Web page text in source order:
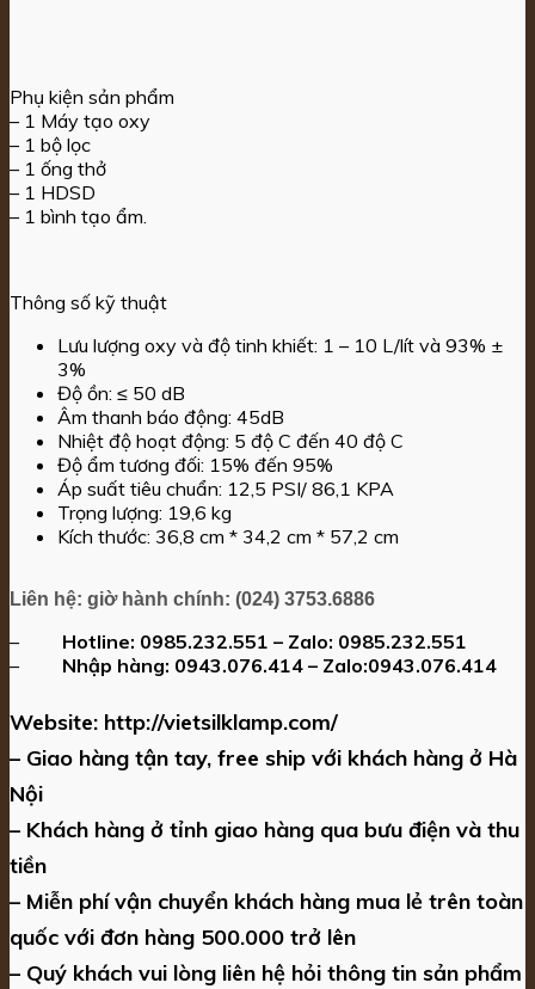
Phụ kiện sản phẩm
– 1 Máy tạo oxy
– 1 bộ lọc
– 1 ống thở
– 1 HDSD
– 1 bình tạo ẩm.
Thông số kỹ thuật
Lưu lượng oxy và độ tinh khiết: 1 – 10 L/lít và 93% ±
3%
Độ ồn: ≤ 50 dB
Âm thanh báo động: 45dB
Nhiệt độ hoạt động: 5 độ C đến 40 độ C
Độ ẩm tương đối: 15% đến 95%
Áp suất tiêu chuẩn: 12,5 PSI/ 86,1 KPA
Trọng lượng: 19,6 kg
Kích thước: 36,8 cm * 34,2 cm * 57,2 cm
Liên hệ: giờ hành chính: (024) 3753.6886
– Hotline: 0985.232.551 – Zalo: 0985.232.551
– Nhập hàng: 0943.076.414 – Zalo:0943.076.414
Website: http://vietsilklamp.com/
– Giao hàng tận tay, free ship với khách hàng ở Hà
Nội
– Khách hàng ở tỉnh giao hàng qua bưu điện và thu
tiền
– Miễn phí vận chuyển khách hàng mua lẻ trên toàn
quốc với đơn hàng 500.000 trở lên
– Quý khách vui lòng liên hệ hỏi thông tin sản phẩm